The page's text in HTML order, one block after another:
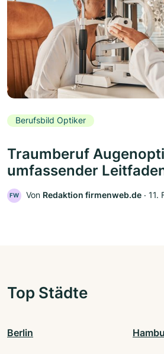
Berufsbild Optiker
Traumberuf
umfassender
FW Von Redaktion firmenweb.de ‧ 11.
Top Städte
Berlin